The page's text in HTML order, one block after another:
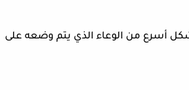
بشكل أسرع من الوعاء الذي يتم وضعه على